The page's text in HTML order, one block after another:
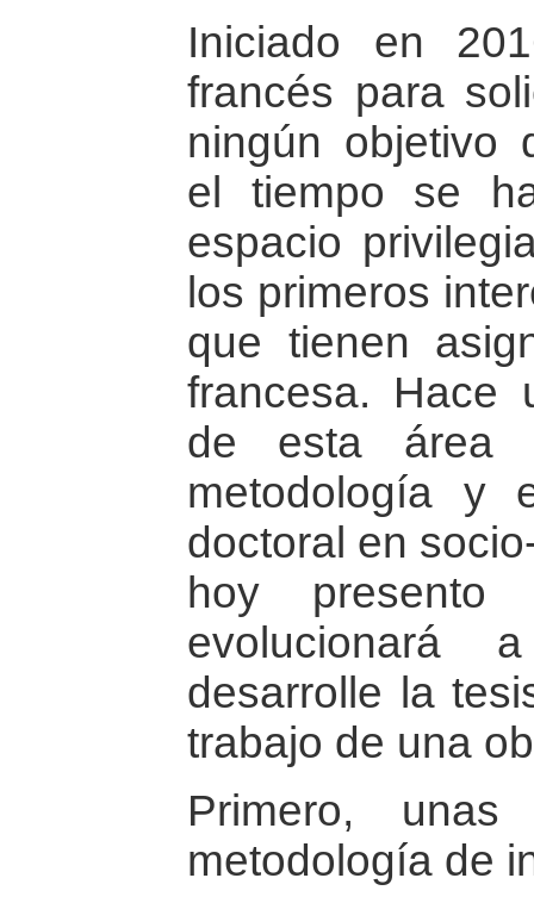
Iniciado en
francés para
ningún objetivo
el tiempo se
espacio
los primeros
que tienen
francesa. Hace
de esta área
metodología y
doctoral en
hoy presento
evolucionará
desarrolle la
trabajo de una
Primero,
metodología de